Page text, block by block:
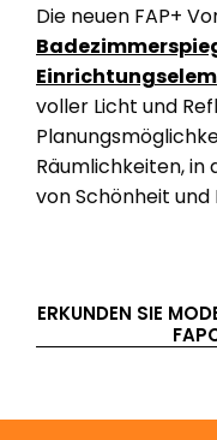
Die neuen FAP+
voller Licht und
Räumlichkeiten, in
von Schönheit
ERKUNDEN SIE